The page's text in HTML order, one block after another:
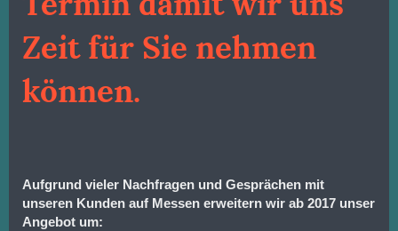
Zeit für Sie nehmen
können.
Aufgrund vieler Nachfragen und Gesprächen mit
unseren Kunden auf Messen erweitern wir ab 2017 unser
Angebot um: